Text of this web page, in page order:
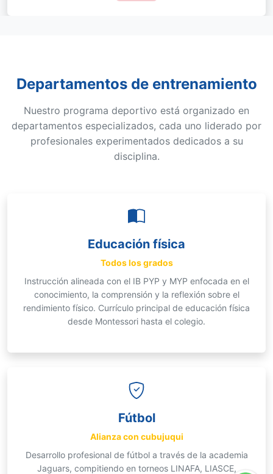
Departamentos de entrenamiento
Nuestro programa deportivo está organizado en
departamentos especializados, cada uno liderado por
profesionales experimentados dedicados a su
disciplina.
Educación física
Todos los grados
Instrucción alineada con el IB PYP y MYP enfocada en el
conocimiento, la comprensión y la reflexión sobre el
rendimiento físico. Currículo principal de educación física
desde Montessori hasta el colegio.
Fútbol
Alianza con cubujuqui
Desarrollo profesional de fútbol a través de la academia
Jaguars, compitiendo en torneos LINAFA, LIASCE,